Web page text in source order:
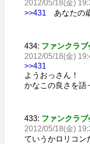
2012/05/18(金)
>>431 あなたの
434: ファンクラブ
2012/05/18(金)
>>431
ようおっさん！
かなこの良さを語
433: ファンクラブ
2012/05/18(金)
ていうかロリコン